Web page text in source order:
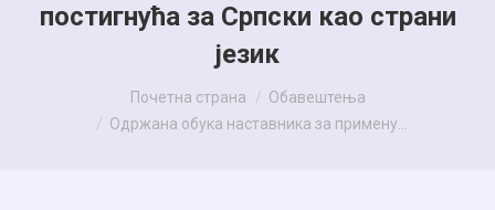
постигнућа за Српски као страни
језик
You are here:Почетна страна
Обавештења
Одржана обука наставника за примену…